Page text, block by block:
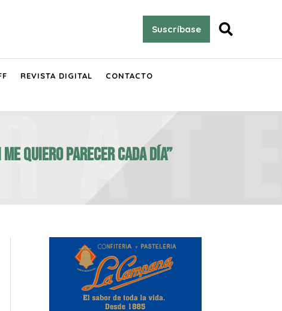
Suscríbase 
REVISTA DIGITAL
CONTACTO
quiero parecer cada día”